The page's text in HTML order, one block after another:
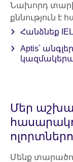
Նախորդ տարի
քննություն է
Հանձնեք
Aptis՝
Մեր
Մենք